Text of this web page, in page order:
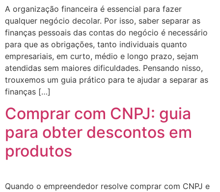
A organização financeira é essencial para fazer
qualquer negócio decolar. Por isso, saber separar as
finanças pessoais das contas do negócio é necessário
para que as obrigações, tanto individuais quanto
empresariais, em curto, médio e longo prazo, sejam
atendidas sem maiores dificuldades. Pensando nisso,
trouxemos um guia prático para te ajudar a separar as
finanças […]
Comprar com CNPJ: guia
para obter descontos em
produtos
Quando o empreendedor resolve comprar com CNPJ e